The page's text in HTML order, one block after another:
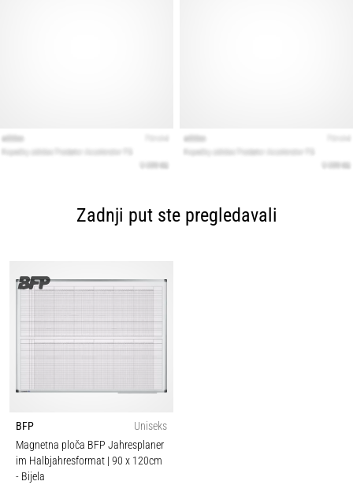
Zadnji put ste pregledavali
BFP
Uniseks
Magnetna ploča BFP Jahresplaner
im Halbjahresformat | 90 x 120cm
- Bijela